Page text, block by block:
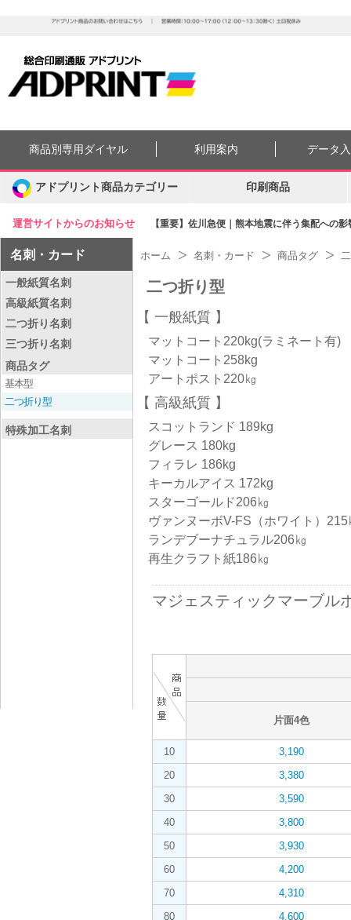
運営サイトからのお知らせ 【重要】佐川急便｜熊本地震に伴う集配への
商品別専用ダイヤル 利用案内 データ
アドプリント商品カテゴリー 印刷商品
名刺・カード
一般紙質名刺
高級紙質名刺
二つ折り名刺
三つ折り名刺
商品タグ
基本型
二つ折り型
特殊加工名刺
ホーム 名刺・カード 商品タグ
二つ折り型
一般紙質
マットコート220kg(ラミネート有)
マットコート258kg
アートポスト220㎏
高級紙質
スコットランド 189kg
グレース 180kg
フィラレ 186kg
キーカルアイス 172kg
スターゴールド206㎏
ヴァンヌーボV-FS（ホワイト）215
ランデブーナチュラル206㎏
再生クラフト紙186㎏
マジェスティックマーブル
片面4色
10
3,190
20
3,380
30
3,590
40
3,800
50
3,930
60
4,200
70
4,310
80
4,600